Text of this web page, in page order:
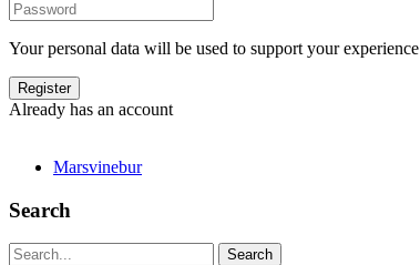
Your personal data will be used to support your
Already has an account
Marsvinebur
Search
Search